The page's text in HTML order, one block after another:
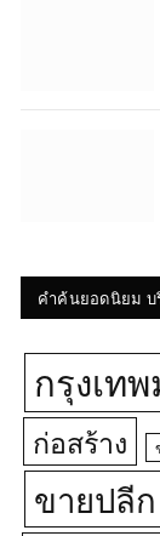
คำค้นยอดนิยม บ
กรุงเท
ก่อสร้าง
ขายปลีก